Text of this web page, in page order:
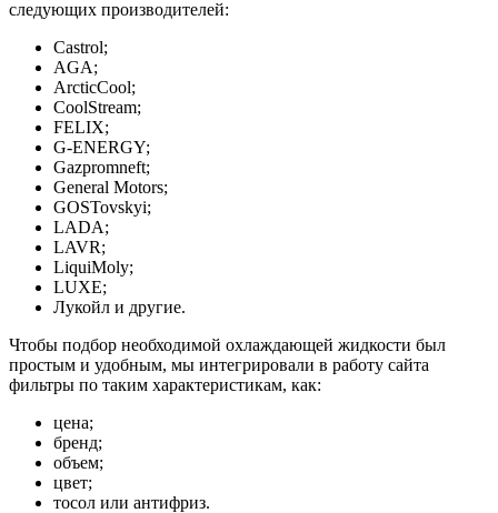
следующих производителей:
Castrol;
AGA;
ArcticCool;
CoolStream;
FELIX;
G-ENERGY;
Gazpromneft;
General Motors;
GOSTovskyi;
LADA;
LAVR;
LiquiMoly;
LUXE;
Лукойл и другие.
Чтобы подбор необходимой охлаждающей жидкости был
простым и удобным, мы интегрировали в работу сайта
фильтры по таким характеристикам, как:
цена;
бренд;
объем;
цвет;
тосол или антифриз.